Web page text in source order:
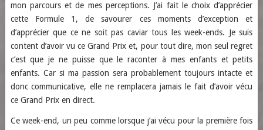
mon parcours et de mes perceptions. J’ai fait le choix d’apprécier
cette Formule 1, de savourer ces moments d’exception et
d’apprécier que ce ne soit pas caviar tous les week-ends. Je suis
content d’avoir vu ce Grand Prix et, pour tout dire, mon seul regret
c’est que je ne puisse que le raconter à mes enfants et petits
enfants. Car si ma passion sera probablement toujours intacte et
donc communicative, elle ne remplacera jamais le fait d’avoir vécu
ce Grand Prix en direct.
Ce week-end, un peu comme lorsque j’ai vécu pour la première fois